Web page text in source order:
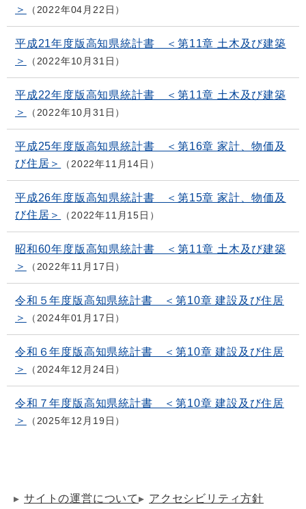
＞
2022年04月22日
平成21年度版高知県統計書 ＜第11章 土木及び建築
＞
2022年10月31日
平成22年度版高知県統計書 ＜第11章 土木及び建築
＞
2022年10月31日
平成25年度版高知県統計書 ＜第16章 家計、物価及
び住居＞
2022年11月14日
平成26年度版高知県統計書 ＜第15章 家計、物価及
び住居＞
2022年11月15日
昭和60年度版高知県統計書 ＜第11章 土木及び建築
＞
2022年11月17日
令和５年度版高知県統計書 ＜第10章 建設及び住居
＞
2024年01月17日
令和６年度版高知県統計書 ＜第10章 建設及び住居
＞
2024年12月24日
令和７年度版高知県統計書 ＜第10章 建設及び住居
＞
2025年12月19日
サイトの運営について
アクセシビリティ方針